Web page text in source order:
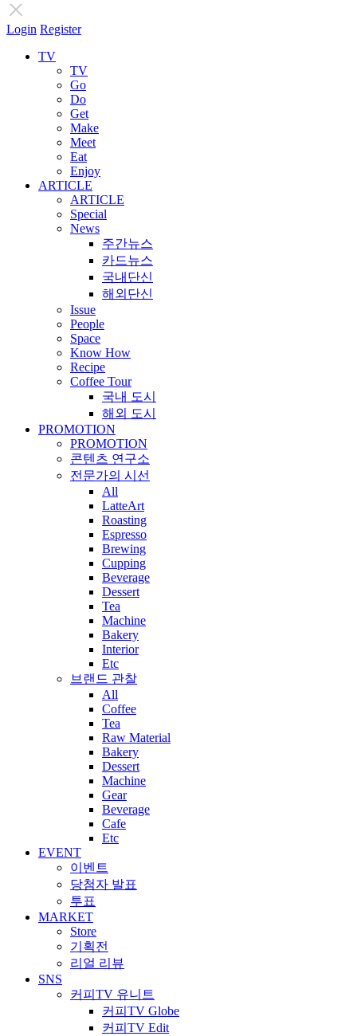
Login Register
TV
TV
Go
Do
Get
Make
Meet
Eat
Enjoy
ARTICLE
ARTICLE
Special
News
주간뉴스
카드뉴스
국내단신
해외단신
Issue
People
Space
Know How
Recipe
Coffee Tour
국내 도시
해외 도시
PROMOTION
PROMOTION
콘텐츠 연구소
전문가의 시선
All
LatteArt
Roasting
Espresso
Brewing
Cupping
Beverage
Dessert
Tea
Machine
Bakery
Interior
Etc
브랜드 관찰
All
Coffee
Tea
Raw Material
Bakery
Dessert
Machine
Gear
Beverage
Cafe
Etc
EVENT
이벤트
당첨자 발표
투표
MARKET
Store
기획전
리얼 리뷰
SNS
커피TV 유니트
커피TV Globe
커피TV Edit